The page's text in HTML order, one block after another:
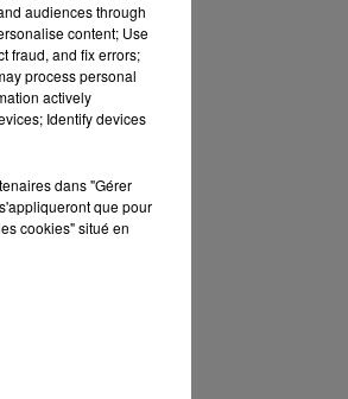
audiences through
content; Use
fraud, and fix errors;
process personal
actively
Identify devices
dans "Gérer
que pour
cookies" situé en